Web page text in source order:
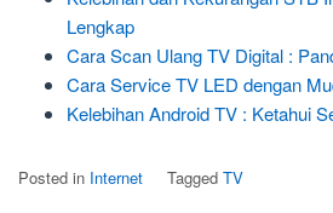
Lengkap
Cara Scan Ulang TV Digital :
Cara Service TV LED dengan
Kelebihan Android TV : Ketahui
Posted in Internet Tagged TV